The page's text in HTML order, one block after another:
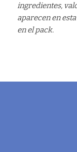
ingredientes,
aparecen en
en el pack.